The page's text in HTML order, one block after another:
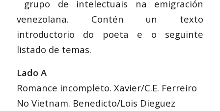
grupo de intelectuais na emigración
venezolana. Contén un texto
introductorio do poeta e o seguinte
listado de temas.
Lado A
Romance incompleto. Xavier/C.E. Ferreiro
No Vietnam. Benedicto/Lois Dieguez